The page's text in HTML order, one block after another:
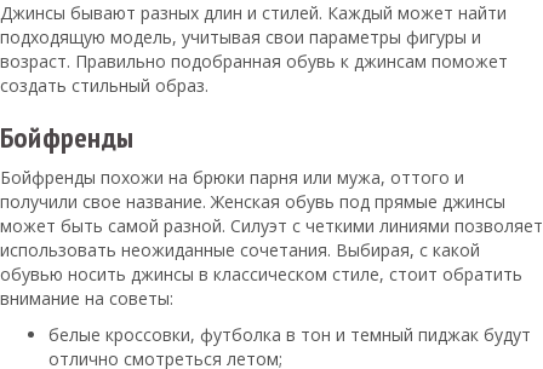
Джинсы бывают разных длин и стилей. Каждый может найти
подходящую модель, учитывая свои параметры фигуры и
возраст. Правильно подобранная обувь к джинсам поможет
создать стильный образ.
Бойфренды
Бойфренды похожи на брюки парня или мужа, оттого и
получили свое название. Женская обувь под прямые джинсы
может быть самой разной. Силуэт с четкими линиями позволяет
использовать неожиданные сочетания. Выбирая, с какой
обувью носить джинсы в классическом стиле, стоит обратить
внимание на советы:
белые кроссовки, футболка в тон и темный пиджак будут
отлично смотреться летом;